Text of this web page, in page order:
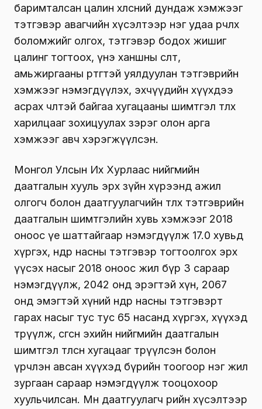
баримталсан цалин хөлсний дундаж хэмжээг
тэтгэвэр авагчийн хүсэлтээр нэг удаа өөрчлөх
боломжийг олгох, тэтгэвэр бодох жишиг
цалинг тогтоох, үнэ ханшны өсөлт,
амьжиргааны өртөгтэй уялдуулан тэтгэврийн
хэмжээг нэмэгдүүлэх, эхчүүдийн хүүхдээ
асрах чөлөөтэй байгаа хугацааны шимтгэл төлөх
харилцааг зохицуулах зэрэг олон арга
хэмжээг авч хэрэгжүүлсэн.
Монгол Улсын Их Хурлаас нийгмийн
даатгалын хууль эрх зүйн хүрээнд ажил
олгогч болон даатгуулагчийн төлөх тэтгэврийн
даатгалын шимтгэлийн хувь хэмжээг 2018
оноос үе шаттайгаар нэмэгдүүлж 17.0 хувьд
хүргэх, өндөр насны тэтгэвэр тогтоолгох эрх
үүсэх насыг 2018 оноос жил бүр 3 сараар
нэмэгдүүлж, 2042 онд эрэгтэй хүн, 2067
онд эмэгтэй хүний өндөр насны тэтгэвэрт
гарах насыг тус тус 65 насанд хүргэх, хүүхэд
төрүүлж, өсгөсөн эхийн нийгмийн даатгалын
шимтгэл төлсөн хугацааг төрүүлсэн болон
үрчлэн авсан хүүхэд бүрийн тоогоор нэг жил
зургаан сараар нэмэгдүүлж тооцохоор
хуульчилсан. Мөн даатгуулагч өөрийн хүсэлтээр